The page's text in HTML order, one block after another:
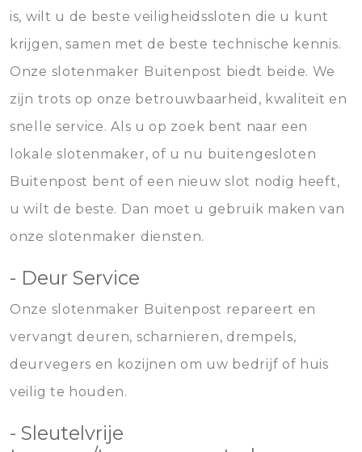
is, wilt u de beste veiligheidssloten die u kunt
krijgen, samen met de beste technische kennis.
Onze slotenmaker Buitenpost biedt beide. We
zijn trots op onze betrouwbaarheid, kwaliteit en
snelle service. Als u op zoek bent naar een
lokale slotenmaker, of u nu buitengesloten
Buitenpost bent of een nieuw slot nodig heeft,
u wilt de beste. Dan moet u gebruik maken van
onze slotenmaker diensten.
- Deur Service
Onze slotenmaker Buitenpost repareert en
vervangt deuren, scharnieren, drempels,
deurvegers en kozijnen om uw bedrijf of huis
veilig te houden.
- Sleutelvrije